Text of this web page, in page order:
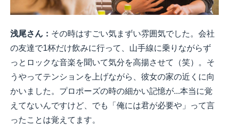
浅尾さん： その時はすごい気まずい雰囲気でした。会社
の友達で1杯だけ飲みに行って、山手線に乗りながらず
っとロックな音楽を聞いて気分を高揚させて（笑）。そ
うやってテンションを上げながら、彼女の家の近くに向
かいました。プロポーズの時の細かい記憶が...本当に覚
えてないんですけど、でも「俺には君が必要や」って言
ったことは覚えてます。